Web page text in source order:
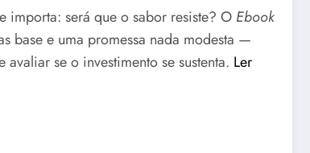
importa: será que o sabor resiste? O Ebook
base e uma promessa nada modesta —
se o investimento se sustenta. Ler